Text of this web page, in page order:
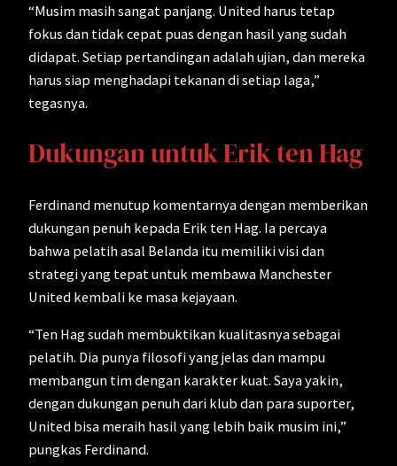
“Musim masih sangat panjang. United harus tetap
fokus dan tidak cepat puas dengan hasil yang sudah
didapat. Setiap pertandingan adalah ujian, dan mereka
harus siap menghadapi tekanan di setiap laga,”
tegasnya.
Dukungan untuk Erik ten Hag
Ferdinand menutup komentarnya dengan memberikan
dukungan penuh kepada Erik ten Hag. Ia percaya
bahwa pelatih asal Belanda itu memiliki visi dan
strategi yang tepat untuk membawa Manchester
United kembali ke masa kejayaan.
“Ten Hag sudah membuktikan kualitasnya sebagai
pelatih. Dia punya filosofi yang jelas dan mampu
membangun tim dengan karakter kuat. Saya yakin,
dengan dukungan penuh dari klub dan para suporter,
United bisa meraih hasil yang lebih baik musim ini,”
pungkas Ferdinand.